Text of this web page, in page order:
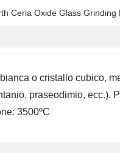
o cristallo cubico,
praseodimio, ecc.).
3500ºC